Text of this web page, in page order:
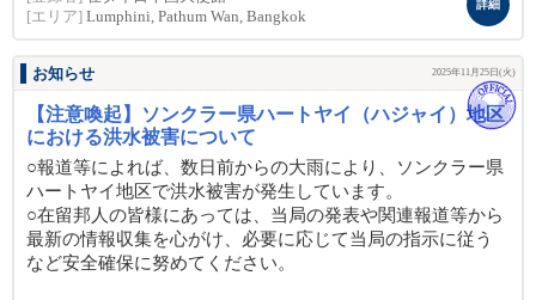
[エリア] Lumphini, Pathum Wan, Bangkok
詳細
お知らせ 2025年11月25日(火)
【注意喚起】ソンクラー県ハートヤイ（ハジャイ）地区
における洪水被害について
○報道等によれば、数日前からの大雨により、ソンクラー県
ハートヤイ地区で洪水被害が発生しています。
○在留邦人の皆様にあっては、当局の発表や関連報道等から
最新の情報収集を心がけ、必要に応じて当局の指示に従う
など安全確保に努めてください。